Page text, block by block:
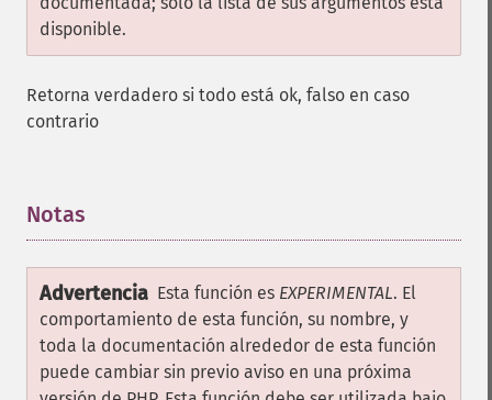
disponible.
Retorna verdadero si todo está ok, falso en caso
contrario
Notas
Advertencia Esta función es EXPERIMENTAL. El
comportamiento de esta función, su nombre, y
toda la documentación alrededor de esta función
puede cambiar sin previo aviso en una próxima